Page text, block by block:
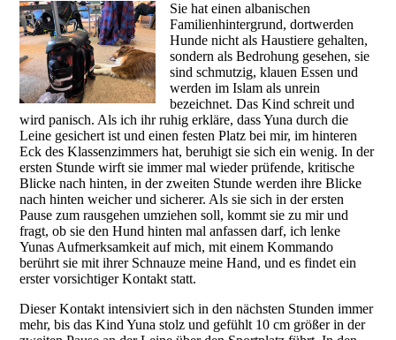
Sie hat einen albanischen
Familienhintergrund, dortwerden
Hunde nicht als Haustiere gehalten,
sondern als Bedrohung gesehen, sie
sind schmutzig, klauen Essen und
werden im Islam als unrein
bezeichnet. Das Kind schreit und
wird panisch. Als ich ihr ruhig erkläre, dass Yuna durch die
Leine gesichert ist und einen festen Platz bei mir, im hinteren
Eck des Klassenzimmers hat, beruhigt sie sich ein wenig. In der
ersten Stunde wirft sie immer mal wieder prüfende, kritische
Blicke nach hinten, in der zweiten Stunde werden ihre Blicke
nach hinten weicher und sicherer. Als sie sich in der ersten
Pause zum rausgehen umziehen soll, kommt sie zu mir und
fragt, ob sie den Hund hinten mal anfassen darf, ich lenke
Yunas Aufmerksamkeit auf mich, mit einem Kommando
berührt sie mit ihrer Schnauze meine Hand, und es findet ein
erster vorsichtiger Kontakt statt.
Dieser Kontakt intensiviert sich in den nächsten Stunden immer
mehr, bis das Kind Yuna stolz und gefühlt 10 cm größer in der